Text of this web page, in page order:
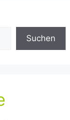
Suchen